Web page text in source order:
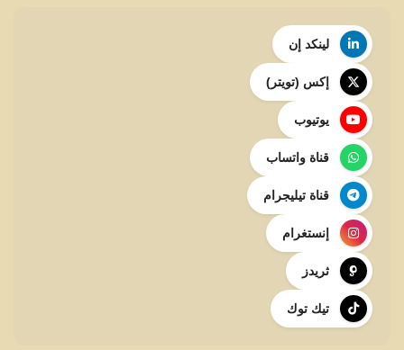
لينكد إن
إكس (تويتر)
يوتيوب
قناة واتساب
قناة تيليجرام
إنستغرام
ثريدز
تيك توك